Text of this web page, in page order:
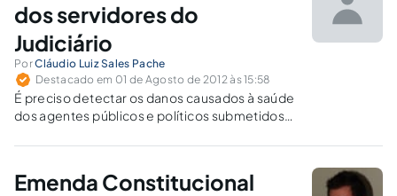
dos servidores do
Judiciário
PorCláudio Luiz Sales Pache
Destacado em 01 de Agosto de 2012 às 15:58
É preciso detectar os danos causados à saúde
dos agentes públicos e políticos submetidos
estabelecidas pelo CNJ e aos critérios
de juízes.
Emenda Constitucional